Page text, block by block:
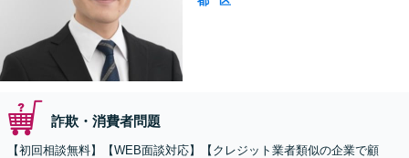
詐欺・消費者問題
【初回相談無料】【WEB面談対応】【クレジット業者類似の企業で顧